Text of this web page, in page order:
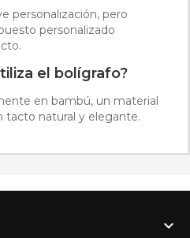
personalización, pero
personalizado
el bolígrafo?
en bambú, un material
tacto natural y elegante.
